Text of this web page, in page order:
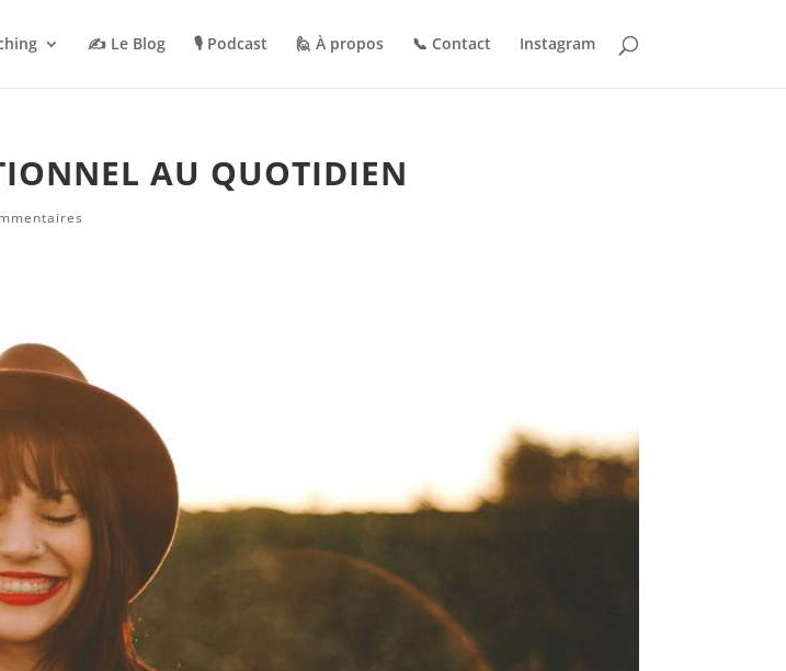
✍️ Le Blog 🎙️ Podcast 🙋 À propos 📞 Contact Instagram
AU QUOTIDIEN